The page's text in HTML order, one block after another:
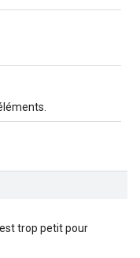
est trop petit pour